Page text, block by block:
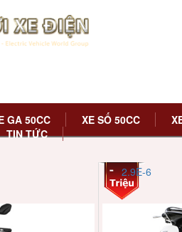
GA 50CC XE SỐ 50CC
TIN TỨC
2.9E-6